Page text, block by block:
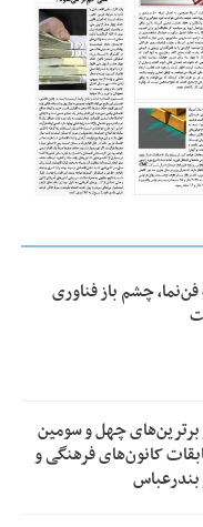
فن‌نما، چشم باز فناوری
بر‌ترین‌های چهل و سومین
کانون‌های فرهنگی و